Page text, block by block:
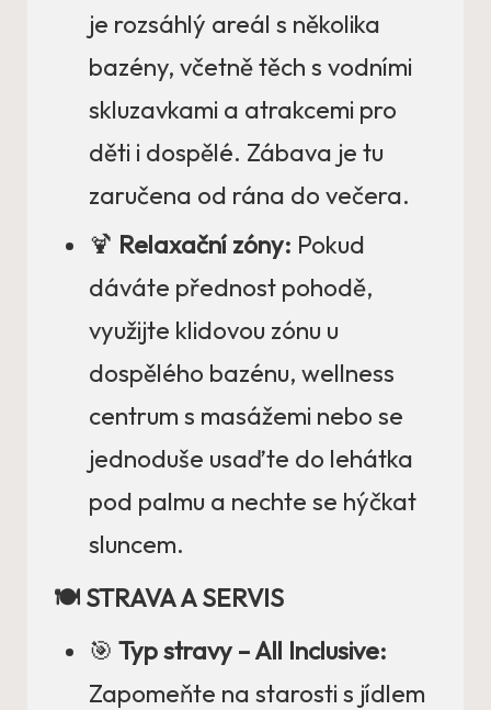
je rozsáhlý areál s několika
bazény, včetně těch s vodními
skluzavkami a atrakcemi pro
děti i dospělé. Zábava je tu
zaručena od rána do večera.
🍹 Relaxační zóny: Pokud
dáváte přednost pohodě,
využijte klidovou zónu u
dospělého bazénu, wellness
centrum s masážemi nebo se
jednoduše usaďte do lehátka
pod palmu a nechte se hýčkat
sluncem.
🍽️ STRAVA A SERVIS
🎯 Typ stravy – All Inclusive:
Zapomeňte na starosti s jídlem